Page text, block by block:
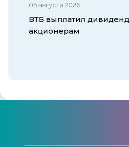
05 августа 2026
ВТБ выплатил
акционерам